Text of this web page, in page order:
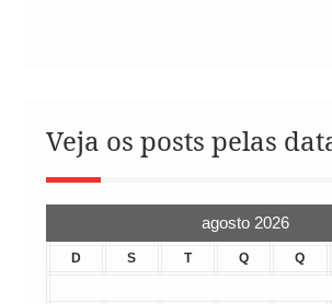
Veja os posts pelas
agosto 2026
D S T Q Q